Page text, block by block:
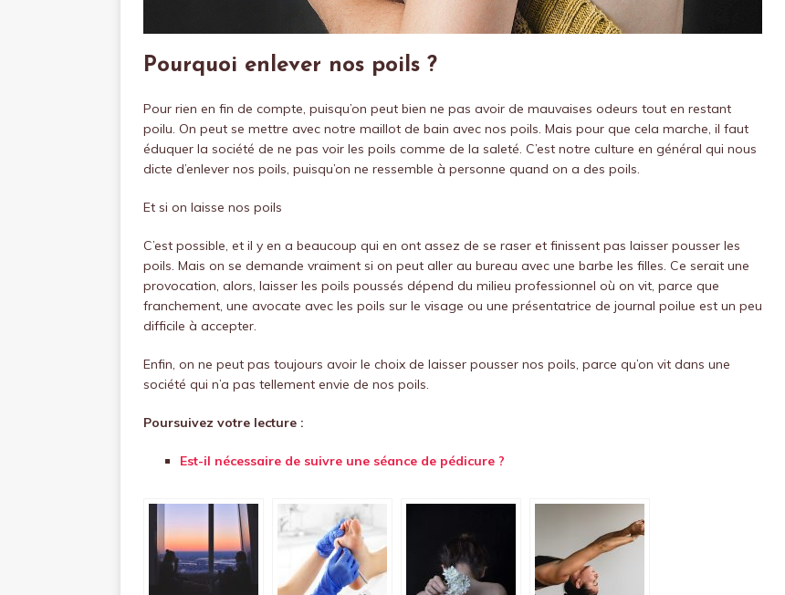
Pourquoi enlever nos poils ?
Pour rien en fin de compte, puisqu’on peut bien ne pas avoir de mauvaises odeurs tout en restant
poilu. On peut se mettre avec notre maillot de bain avec nos poils. Mais pour que cela marche, il faut
éduquer la société de ne pas voir les poils comme de la saleté. C’est notre culture en général qui nous
dicte d’enlever nos poils, puisqu’on ne ressemble à personne quand on a des poils.
Et si on laisse nos poils
C’est possible, et il y en a beaucoup qui en ont assez de se raser et finissent pas laisser pousser les
poils. Mais on se demande vraiment si on peut aller au bureau avec une barbe les filles. Ce serait une
provocation, alors, laisser les poils poussés dépend du milieu professionnel où on vit, parce que
franchement, une avocate avec les poils sur le visage ou une présentatrice de journal poilue est un peu
difficile à accepter.
Enfin, on ne peut pas toujours avoir le choix de laisser pousser nos poils, parce qu’on vit dans une
société qui n’a pas tellement envie de nos poils.
Poursuivez votre lecture :
Est-il nécessaire de suivre une séance de pédicure ?